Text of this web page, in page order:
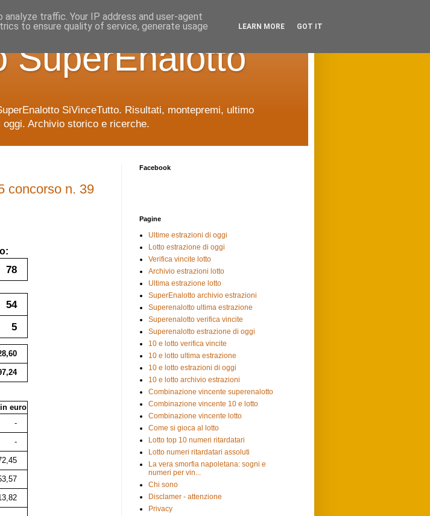
SuperEnalotto
SiVinceTutto. Risultati, montepremi, ultimo
Archivio storico e ricerche.
concorso n. 39
78
54
5
euro
-
-
Facebook
Pagine
Ultime estrazioni di oggi
Lotto estrazione di oggi
Verifica vincite lotto
Archivio estrazioni lotto
Ultima estrazione lotto
SuperEnalotto archivio estrazioni
Superenalotto ultima estrazione
Superenalotto verifica vincite
Superenalotto estrazione di oggi
10 e lotto verifica vincite
10 e lotto ultima estrazione
10 e lotto estrazioni di oggi
10 e lotto archivio estrazioni
Combinazione vincente superenalotto
Combinazione vincente 10 e lotto
Combinazione vincente lotto
Come si gioca al lotto
Lotto top 10 numeri ritardatari
Lotto numeri ritardatari assoluti
La vera smorfia napoletana: sogni e
numeri per vin...
Chi sono
Disclamer - attenzione
Privacy
traffic. Your IP address and user-agent
to ensure quality of service, generate usage
LEARN MORE GOT IT